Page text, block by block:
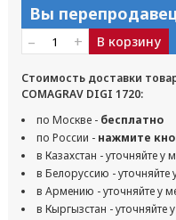
Вы
– + В корзину
Стоимость доставки
COMAGRAV DIGI 1720:
по Москве - бесплатно
по России - нажмите
в Казахстан - уточняйте у
в Белоруссию - уточняйте
в Армению - уточняйте у
в Кыргызстан - уточняйте